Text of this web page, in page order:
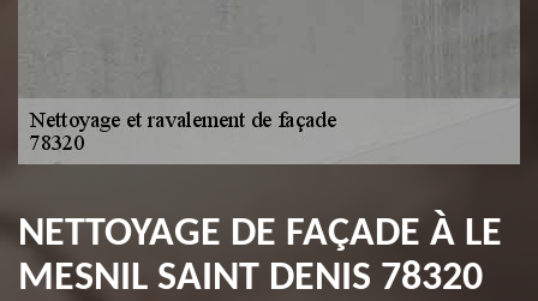
NETTOYAGE DE FAÇADE À LE
MESNIL SAINT DENIS 78320